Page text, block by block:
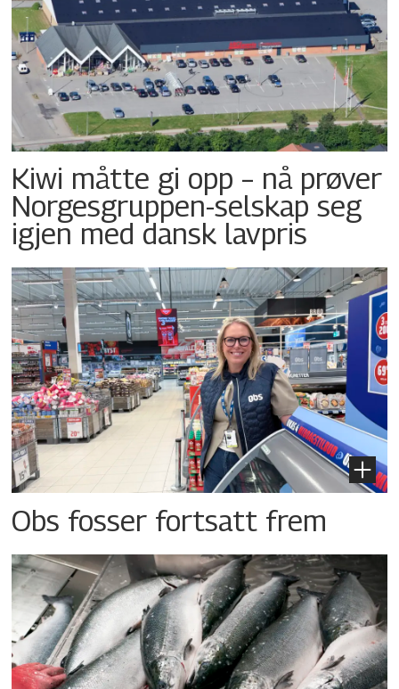
Kiwi måtte gi opp – nå prøver
Norgesgruppen-selskap seg
igjen med dansk lavpris
Obs fosser fortsatt frem